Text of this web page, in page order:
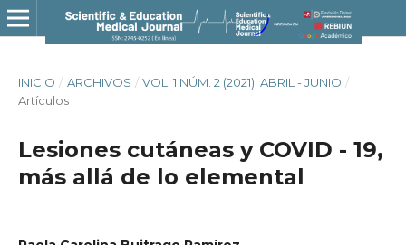
INICIO / ARCHIVOS / VOL. 1 NÚM. 2 (2021): ABRIL - JUNIO /
Artículos
Lesiones cutáneas y COVID - 19,
más allá de lo elemental